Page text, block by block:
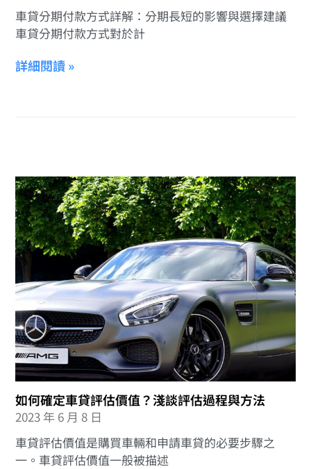
車貸分期付款方式詳解：分期長短的影響與選擇建議
車貸分期付款方式對於計
詳細閱讀 »
如何確定車貸評估價值？淺談評估過程與方法
2023 年 6 月 8 日
車貸評估價值是購買車輛和申請車貸的必要步驟之
一。車貸評估價值一般被描述